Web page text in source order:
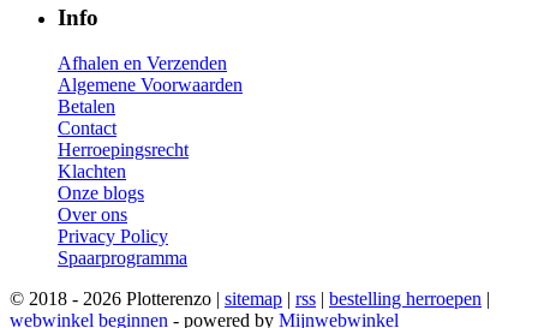
Info
Afhalen en Verzenden
Algemene Voorwaarden
Betalen
Contact
Herroepingsrecht
Klachten
Onze blogs
Over ons
Privacy Policy
Spaarprogramma
© 2018 - 2026 Plotterenzo | sitemap rss bestelling herroepen
webwinkel beginnen - powered by Mijnwebwinkel